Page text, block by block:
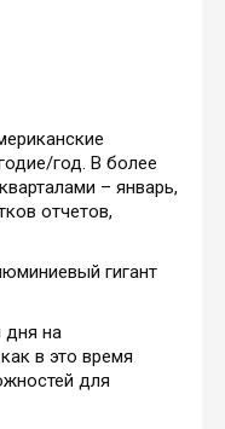
год. В более
– январь,
отчетов,
гигант
дня на
в это время
для